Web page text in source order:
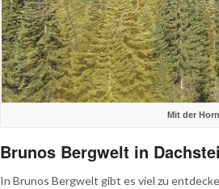
Mit der
Brunos Bergwelt in
In Brunos Bergwelt gibt es viel zu